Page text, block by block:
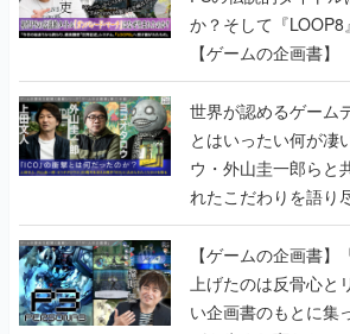
か？そして『
【ゲームの企画書】
世界が認めるゲーム
とはいったい何が凄
ウ・外山圭一郎らと
れたこだわりを語り
画書】
【ゲームの企画書】
上げたのは反骨心
い企画書のもとに集